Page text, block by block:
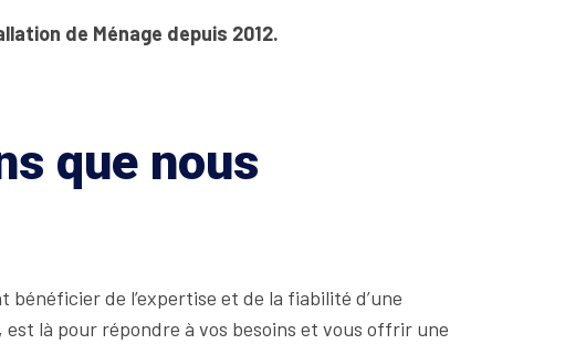
de Ménage depuis 2012.
que nous
de l’expertise et de la fiabilité d’une
est là pour répondre à vos besoins et vous offrir une